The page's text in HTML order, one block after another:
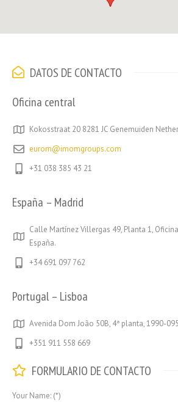
DATOS DE CONTACTO
Oficina central
Kokosstraat 20 8281 JC Genemuiden
eurom@imomgroups.com
+31 038 385 43 21
España – Madrid
Calle Martínez Villergas 49, Planta 1,
España.
+34 691 097 762
Portugal – Lisboa
Avenida Dom João 50B, 4ª planta, 1990-
+351 911 558 669
FORMULARIO DE CONTACTO
Your Name: (*)